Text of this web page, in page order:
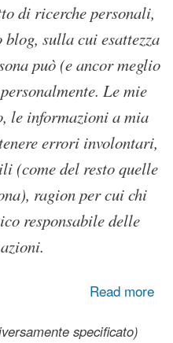
di ricerche personali,
sulla cui esattezza
può (e ancor meglio
Le mie
le informazioni a mia
errori involontari,
(come del resto quelle
ragion per cui chi
responsabile delle
Read more
le multinazionali: non
ambientale
specificato)